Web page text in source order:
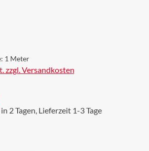
1 Meter
zzgl. Versandkosten
2 Tagen, Lieferzeit 1-3 Tage